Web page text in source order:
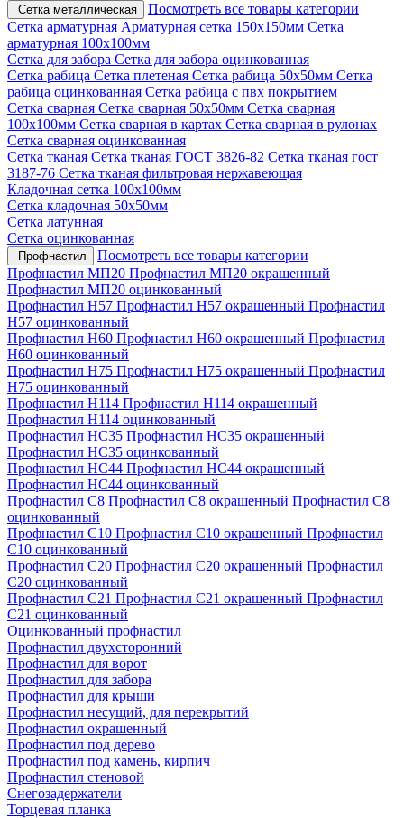
Сетка металлическая
Посмотреть все товары категории
Сетка арматурная Арматурная сетка 150х150мм Сетка
арматурная 100х100мм
Сетка для забора Сетка для забора оцинкованная
Сетка рабица Сетка плетеная Сетка рабица 50х50мм Сетка
рабица оцинкованная Сетка рабица с пвх покрытием
Сетка сварная Сетка сварная 50х50мм Сетка сварная
100х100мм Сетка сварная в картах Сетка сварная в рулонах
Сетка сварная оцинкованная
Сетка тканая Сетка тканая ГОСТ 3826-82 Сетка тканая гост
3187-76 Сетка тканая фильтровая нержавеющая
Кладочная сетка 100х100мм
Сетка кладочная 50х50мм
Сетка латунная
Сетка оцинкованная
Профнастил
Посмотреть все товары категории
Профнастил МП20 Профнастил МП20 окрашенный
Профнастил МП20 оцинкованный
Профнастил Н57 Профнастил Н57 окрашенный Профнастил
Н57 оцинкованный
Профнастил Н60 Профнастил Н60 окрашенный Профнастил
Н60 оцинкованный
Профнастил Н75 Профнастил Н75 окрашенный Профнастил
Н75 оцинкованный
Профнастил Н114 Профнастил Н114 окрашенный
Профнастил Н114 оцинкованный
Профнастил НС35 Профнастил НС35 окрашенный
Профнастил НС35 оцинкованный
Профнастил НС44 Профнастил НС44 окрашенный
Профнастил НС44 оцинкованный
Профнастил С8 Профнастил С8 окрашенный Профнастил С8
оцинкованный
Профнастил С10 Профнастил С10 окрашенный Профнастил
С10 оцинкованный
Профнастил С20 Профнастил С20 окрашенный Профнастил
С20 оцинкованный
Профнастил С21 Профнастил С21 окрашенный Профнастил
С21 оцинкованный
Оцинкованный профнастил
Профнастил двухсторонний
Профнастил для ворот
Профнастил для забора
Профнастил для крыши
Профнастил несущий, для перекрытий
Профнастил окрашенный
Профнастил под дерево
Профнастил под камень, кирпич
Профнастил стеновой
Снегозадержатели
Торцевая планка